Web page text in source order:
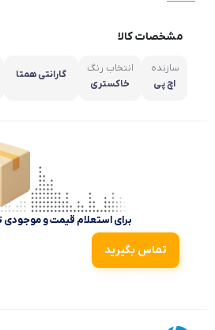
مشخصات کالا
سازنده
اچ پی
انتخاب رنگ
خاکستری
گارانتی همتا
برای استعلام قیمت و
تماس بگیرید